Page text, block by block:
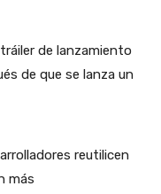
de lanzamiento
de que se lanza un
reutilicen
más